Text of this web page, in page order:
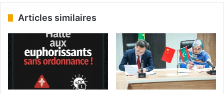
Articles similaires